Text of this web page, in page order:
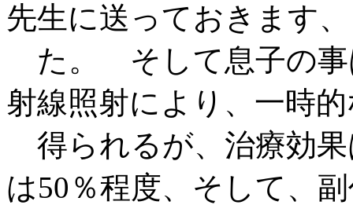
先生に送っておきます
た。 そして息子の事
射線照射により、一時
得られるが、治療効果
は50％程度、そして、